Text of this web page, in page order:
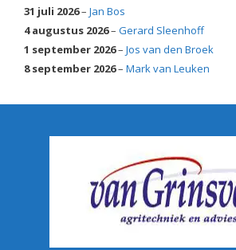
31 juli 2026– Jan Bos
4 augustus 2026– Gerard Sleenhoff
1 september 2026– Jos van den Broek
8 september 2026– Mark van Leuken